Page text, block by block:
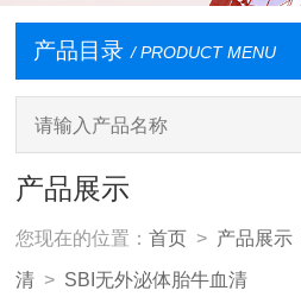
产品目录 / PRODUCT MENU
产品展示
您现在的位置：首页 > 产品展示
清 > SBI无外泌体胎牛血清